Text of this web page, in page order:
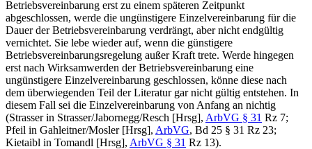
Betriebsvereinbarung erst zu einem späteren Zeitpunkt
abgeschlossen, werde die ungünstigere Einzelvereinbarung für die
Dauer der Betriebsvereinbarung verdrängt, aber nicht endgültig
vernichtet. Sie lebe wieder auf, wenn die günstigere
Betriebsvereinbarungsregelung außer Kraft trete. Werde hingegen
erst nach Wirksamwerden der Betriebsvereinbarung eine
ungünstigere Einzelvereinbarung geschlossen, könne diese nach
dem überwiegenden Teil der Literatur gar nicht gültig entstehen. In
diesem Fall sei die Einzelvereinbarung von Anfang an nichtig
(Strasserin Strasser/Jabornegg/Resch [Hrsg], ArbVG § 31 Rz 7;
Pfeil in Gahleitner/Mosler[Hrsg], ArbVG, Bd 25 § 31 Rz 23;
Kietaibl in Tomandl [Hrsg], ArbVG § 31 Rz 13).